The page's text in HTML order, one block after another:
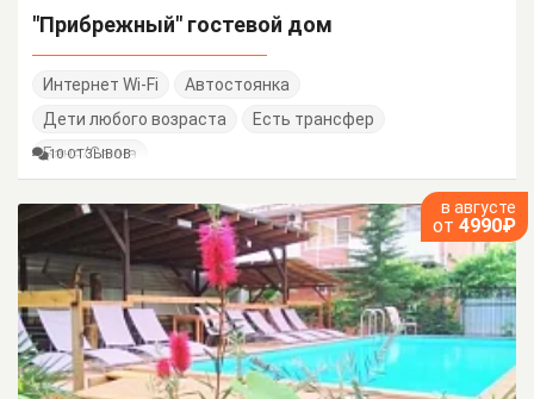
"Прибрежный" гостевой дом
Интернет Wi-Fi
Автостоянка
Дети любого возраста
Есть трансфер
Баня/Сауна
10 ОТЗЫВОВ
в августе
от 4990₽